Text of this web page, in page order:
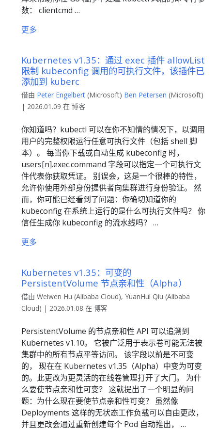
数： clientcmd …
更多
Kubernetes v1.35：通过 exec 插件 allowList
限制 kubeconfig 调用的可执行文件，该插件已
添加到 kuberc
借由 Peter Engelbert (Microsoft) Ben Petersen (Microsoft)
| 2026.01.09 在 博客
你知道吗？kubectl 可以在你不知情的情况下，以调用
用户的完整权限运行任意可执行文件（包括 shell 脚
本）。 每当你下载或自动生成 kubeconfig 时，
users[n].exec.command 字段可以指定一个可执行文
件代表你获取凭证。 别误会，这是一个很棒的特性，
允许你使用外部身份提供者向集群进行身份验证。 然
而，你可能已经看到了问题：你确切知道你的
kubeconfig 在系统上运行的是什么可执行文件吗？ 你
信任生成你 kubeconfig 的流水线吗？ …
更多
Kubernetes v1.35：可变的
PersistentVolume 节点亲和性（Alpha）
借由 Weiwen Hu (Alibaba Cloud), YuanHui Qiu (Alibaba
Cloud) | 2026.01.08 在 博客
PersistentVolume 的节点亲和性 API 可以追溯到
Kubernetes v1.10。 它被广泛用于表示卷可能无法被
集群中的所有节点平等访问。 该字段以前是不可变
的， 现在在 Kubernetes v1.35（Alpha）中变为可变
的。此更改为更灵活的在线卷管理打开了大门。 为什
么要使节点亲和性可变？ 这就提出了一个明显的问
题：为什么现在要使节点亲和性可变？ 虽然像
Deployments 这样的无状态工作负载可以自由更改，
并且更改会通过重新创建每个 Pod 自动推出， …